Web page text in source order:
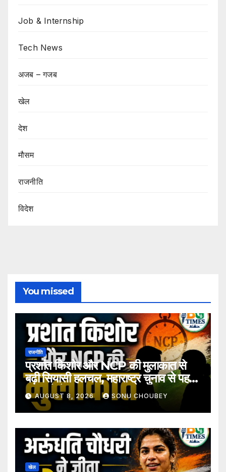
Job & Internship
Tech News
अजब – गजब
खेल
देश
मौसम
राजनीति
विदेश
You missed
राजनीति
प्रशांत किशोर और NCP की मुलाकात से
बढ़ी सियासी हलचल, महाराष्ट्र चुनाव से पहले
अटकलें तेज
AUGUST 8, 2026 SONU CHOUBEY
खेल